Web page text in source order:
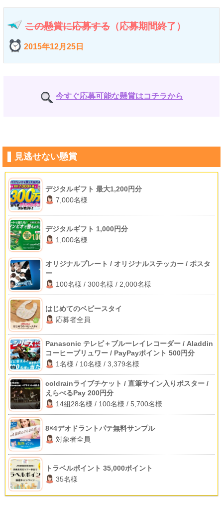
この懸賞に応募する （応募期間終了）
2015年12月25日
今すぐ応募可能な懸賞はコチラから
見逃せない懸賞
デジタルギフト 最大1,200円分
7,000名様
デジタルギフト 1,000円分
1,000名様
オリジナルプレート / オリジナルステッカー / ポスタ
ー
100名様 / 300名様 / 2,000名様
はじめてのベビースタイ
応募者全員
Panasonic テレビ＋ブルーレイレコーダー / Aladdin
コーヒーブリュワー / PayPayポイント 500円分
1名様 / 10名様 / 3,379名様
coldrainライブチケット / 直筆サイン入りポスター /
えらべるPay 200円分
14組28名様 / 100名様 / 5,700名様
8×4デオドラントパテ無料サンプル
対象者全員
トラベルポイント 35,000ポイント
35名様